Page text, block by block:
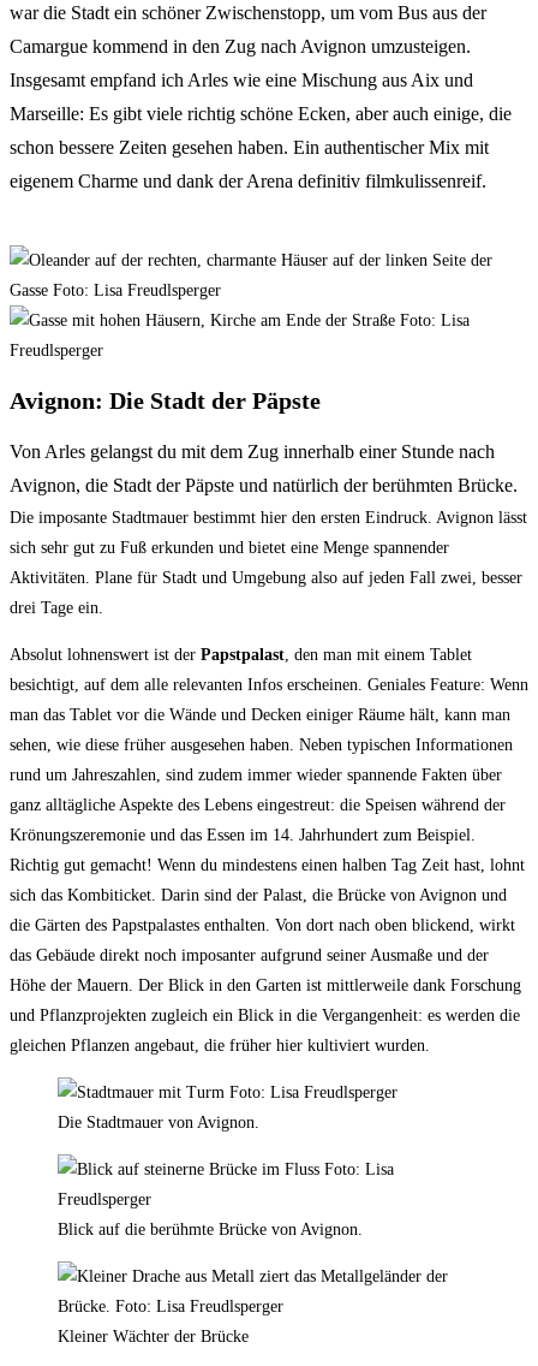
war die Stadt ein schöner Zwischenstopp, um vom Bus aus der
Camargue kommend in den Zug nach Avignon umzusteigen.
Insgesamt empfand ich Arles wie eine Mischung aus Aix und
Marseille: Es gibt viele richtig schöne Ecken, aber auch einige, die
schon bessere Zeiten gesehen haben. Ein authentischer Mix mit
eigenem Charme und dank der Arena definitiv filmkulissenreif.
Avignon: Die Stadt der Päpste
Von Arles gelangst du mit dem Zug innerhalb einer Stunde nach
Avignon, die Stadt der Päpste und natürlich der berühmten Brücke.
Die imposante Stadtmauer bestimmt hier den ersten Eindruck. Avignon lässt
sich sehr gut zu Fuß erkunden und bietet eine Menge spannender
Aktivitäten. Plane für Stadt und Umgebung also auf jeden Fall zwei, besser
drei Tage ein.
Absolut lohnenswert ist der Papstpalast , den man mit einem Tablet
besichtigt, auf dem alle relevanten Infos erscheinen. Geniales Feature: Wenn
man das Tablet vor die Wände und Decken einiger Räume hält, kann man
sehen, wie diese früher ausgesehen haben. Neben typischen Informationen
rund um Jahreszahlen, sind zudem immer wieder spannende Fakten über
ganz alltägliche Aspekte des Lebens eingestreut: die Speisen während der
Krönungszeremonie und das Essen im 14. Jahrhundert zum Beispiel.
Richtig gut gemacht! Wenn du mindestens einen halben Tag Zeit hast, lohnt
sich das Kombiticket. Darin sind der Palast, die Brücke von Avignon und
die Gärten des Papstpalastes enthalten. Von dort nach oben blickend, wirkt
das Gebäude direkt noch imposanter aufgrund seiner Ausmaße und der
Höhe der Mauern. Der Blick in den Garten ist mittlerweile dank Forschung
und Pflanzprojekten zugleich ein Blick in die Vergangenheit: es werden die
gleichen Pflanzen angebaut, die früher hier kultiviert wurden.
Die Stadtmauer von Avignon.
Blick auf die berühmte Brücke von Avignon.
Kleiner Wächter der Brücke